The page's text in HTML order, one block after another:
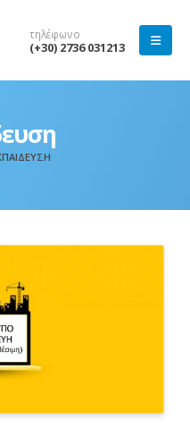
τηλέφωνο
(+30) 2736 031213